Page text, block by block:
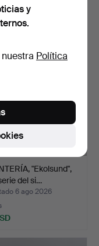
"Ekolsund",
del si…
6 ago 2026
y
Política